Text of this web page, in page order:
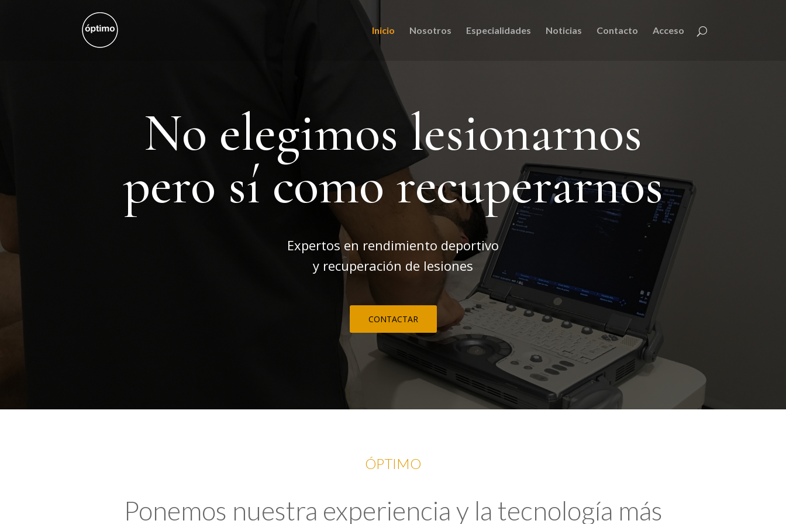
Inicio Nosotros Especialidades Noticias Contacto Acceso
No elegimos lesionarnos
pero sí como recuperarnos
Expertos en rendimiento deportivo
y recuperación de lesiones
CONTACTAR
ÓPTIMO
Ponemos nuestra experiencia y la tecnología más